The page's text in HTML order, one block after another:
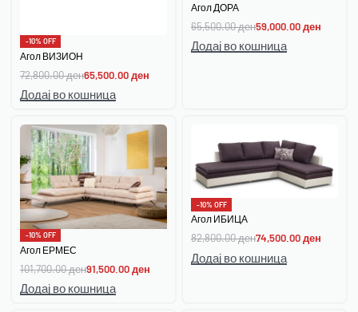
-10% OFF
Агол ВИЗИОН
72,800.00ден65,500.00ден
Додај во кошница
Агол ДОРА
65,500.00ден59,000.00ден
Додај во кошница
-10% OFF
Агол ЕРМЕС
101,700.00ден91,500.00ден
Додај во кошница
-10% OFF
Агол ИБИЦА
82,800.00ден74,500.00ден
Додај во кошница